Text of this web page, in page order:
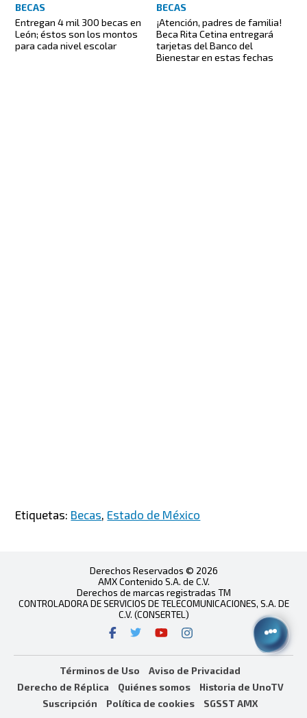
BECAS
Entregan 4 mil 300 becas en
León; éstos son los montos
para cada nivel escolar
BECAS
¡Atención, padres de familia!
Beca Rita Cetina entregará
tarjetas del Banco del
Bienestar en estas fechas
Etiquetas: Becas Estado de México
Derechos Reservados © 2026
AMX Contenido S.A. de C.V.
Derechos de marcas registradas TM
CONTROLADORA DE SERVICIOS DE TELECOMUNICACIONES, S.A. DE
C.V. (CONSERTEL)
Términos de Uso
Aviso de Privacidad
Derecho de Réplica
Quiénes somos
Historia de UnoTV
Suscripción
Política de cookies SGSST AMX